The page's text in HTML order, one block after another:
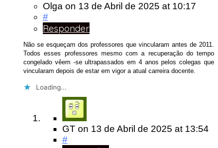
Olga on 13 de Abril de 2025 at 10:17
#
Responder
Não se esqueçam dos professores que vincularam antes de 2011.
Todos esses professores mesmo com a recuperação do tempo
congelado vêem -se ultrapassados em 4 anos pelos colegas que
vincularam depois de estar em vigor a atual carreira docente.
Loading...
GT on 13 de Abril de 2025 at 13:54
#